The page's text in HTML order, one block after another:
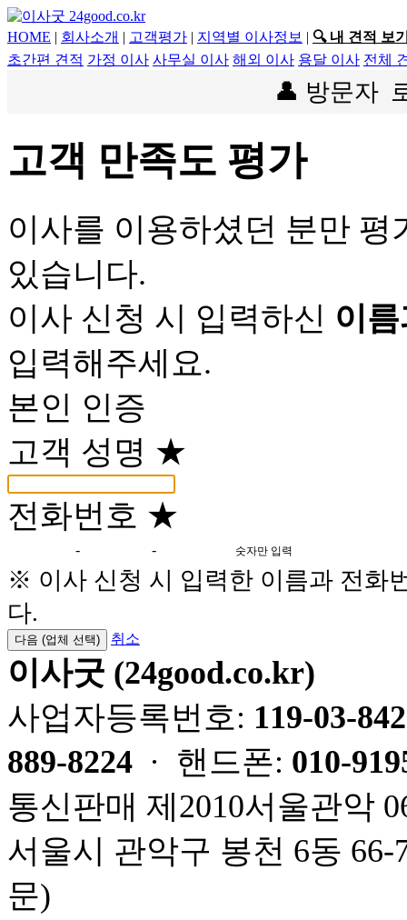
HOME | 회사소개 | 고객평가 | 지역별 이사정보 | 🔍 내 견적 보
초간편 견적 가정 이사 사무실 이사 해외 이사 용달 이사 전체
👤 방문자
고객 만족도 평가
이사를 이용하셨던 분만 평
있습니다.
이사 신청 시 입력하신 이
입력해주세요.
본인 인증
고객 성명 ★
전화번호 ★
- - 숫자만 입력
※ 이사 신청 시 입력한 이름과 전화
다.
다음 (업체 선택) 취소
이사굿 (24good.co.kr)
사업자등록번호: 119-03-
889-8224 · 핸드폰: 010-
통신판매 제2010서울관악
서울시 관악구 봉천 6동
문)